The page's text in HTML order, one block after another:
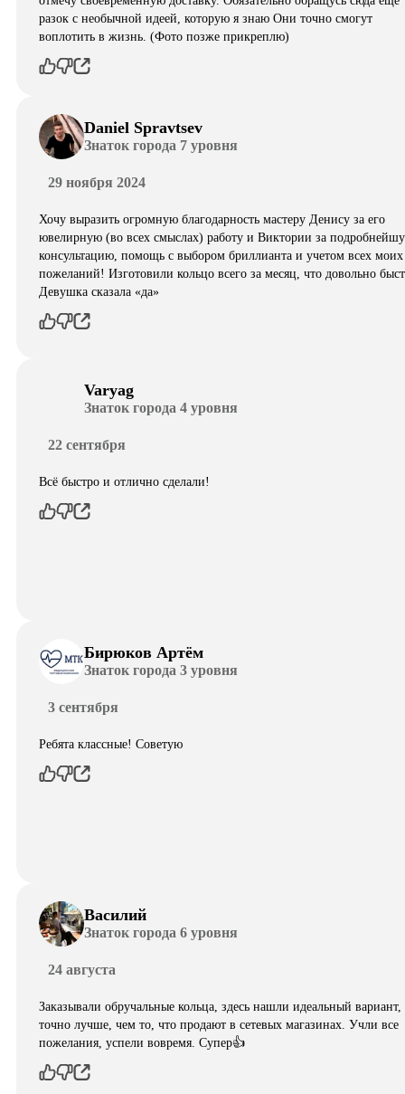
разок с необычной идеей, которую я знаю Они точно смогут
воплотить в жизнь. (Фото позже прикреплю)
Daniel Spravtsev
Знаток города 7 уровня
29 ноября 2024
Хочу выразить огромную благодарность мастеру Денису за его
ювелирную (во всех смыслах) работу и Виктории за
консультацию, помощь с выбором бриллианта и учетом всех моих
пожеланий! Изготовили кольцо всего за месяц, что довольно
Девушка сказала «да»
Varyag
Знаток города 4 уровня
22 сентября
Всё быстро и отлично сделали!
Бирюков Артём
Знаток города 3 уровня
3 сентября
Ребята классные! Советую
Василий
Знаток города 6 уровня
24 августа
Заказывали обручальные кольца, здесь нашли идеальный вариант,
точно лучше, чем то, что продают в сетевых магазинах. Учли все
пожелания, успели вовремя. Супер👍